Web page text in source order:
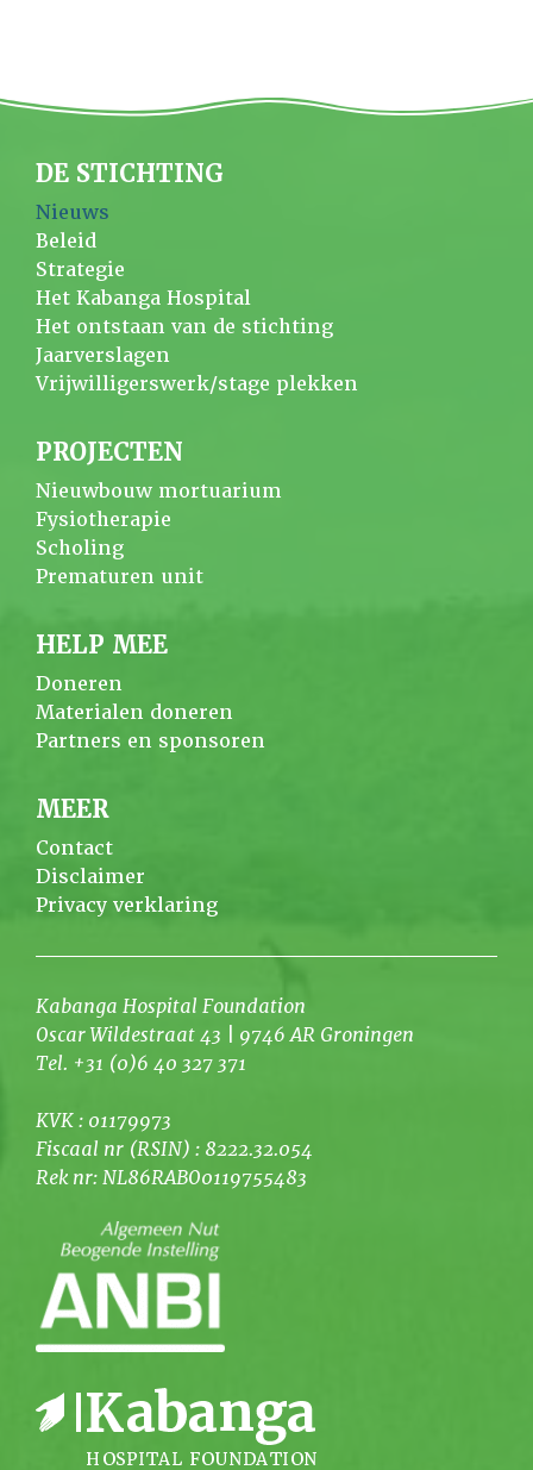
DE STICHTING
Nieuws
Beleid
Strategie
Het Kabanga Hospital
Het ontstaan van de stichting
Jaarverslagen
Vrijwilligerswerk/stage plekken
PROJECTEN
Nieuwbouw mortuarium
Fysiotherapie
Scholing
Prematuren unit
HELP MEE
Doneren
Materialen doneren
Partners en sponsoren
MEER
Contact
Disclaimer
Privacy verklaring
Kabanga Hospital Foundation
Oscar Wildestraat 43 | 9746 AR Groningen
Tel. +31 (0)6 40 327 371
KVK : 01179973
Fiscaal nr (RSIN) : 8222.32.054
Rek nr: NL86RABO0119755483